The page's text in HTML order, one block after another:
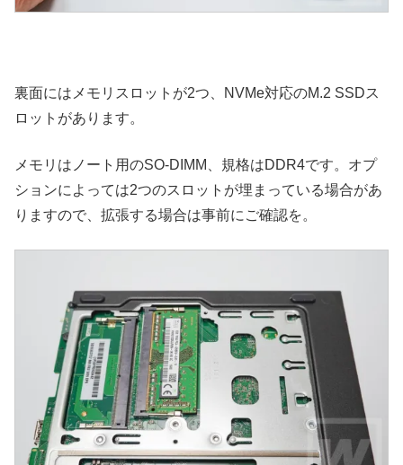
裏面にはメモリスロットが2つ、NVMe対応のM.2 SSDス
ロットがあります。
メモリはノート用のSO-DIMM、規格はDDR4です。オプ
ションによっては2つのスロットが埋まっている場合があ
りますので、拡張する場合は事前にご確認を。